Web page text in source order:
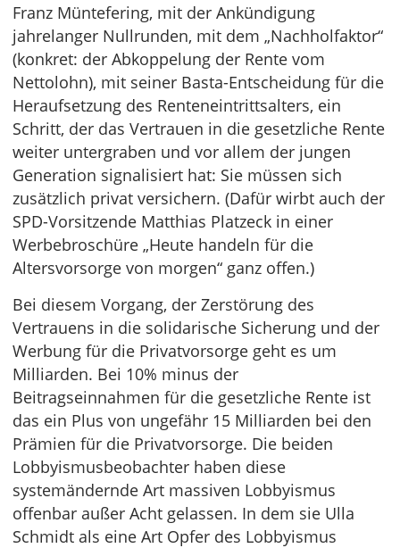
Franz Müntefering, mit der Ankündigung
jahrelanger Nullrunden, mit dem „Nachholfaktor“
(konkret: der Abkoppelung der Rente vom
Nettolohn), mit seiner Basta-Entscheidung für die
Heraufsetzung des Renteneintrittsalters, ein
Schritt, der das Vertrauen in die gesetzliche Rente
weiter untergraben und vor allem der jungen
Generation signalisiert hat: Sie müssen sich
zusätzlich privat versichern. (Dafür wirbt auch der
SPD-Vorsitzende Matthias Platzeck in einer
Werbebroschüre „Heute handeln für die
Altersvorsorge von morgen“ ganz offen.)
Bei diesem Vorgang, der Zerstörung des
Vertrauens in die solidarische Sicherung und der
Werbung für die Privatvorsorge geht es um
Milliarden. Bei 10% minus der
Beitragseinnahmen für die gesetzliche Rente ist
das ein Plus von ungefähr 15 Milliarden bei den
Prämien für die Privatvorsorge. Die beiden
Lobbyismusbeobachter haben diese
systemändernde Art massiven Lobbyismus
offenbar außer Acht gelassen. In dem sie Ulla
Schmidt als eine Art Opfer des Lobbyismus